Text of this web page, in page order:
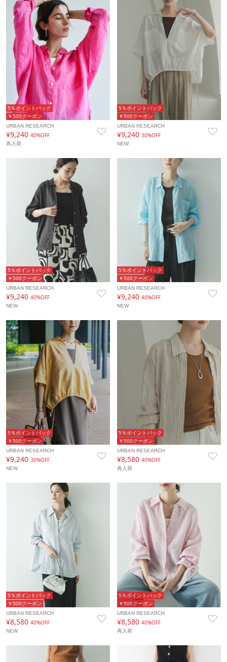
￥500クーポン
5％ポイントバック
URBAN RESEARCH
¥9,240 40%OFF
再入荷
￥500クーポン
5％ポイントバック
URBAN RESEARCH
¥9,24030%OFF
NEW
￥500クーポン
5％ポイントバック
URBAN RESEARCH
¥9,240 40%OFF
NEW
￥500クーポン
5％ポイントバック
URBAN RESEARCH
¥9,24040%OFF
NEW
￥500クーポン
5％ポイントバック
URBAN RESEARCH
¥9,240 30%OFF
NEW
￥500クーポン
5％ポイントバック
URBAN RESEARCH
¥8,58040%OFF
再入荷
￥500クーポン
5％ポイントバック
URBAN RESEARCH
¥8,580 40%OFF
NEW
￥500クーポン
5％ポイントバック
URBAN RESEARCH
¥8,58040%OFF
再入荷